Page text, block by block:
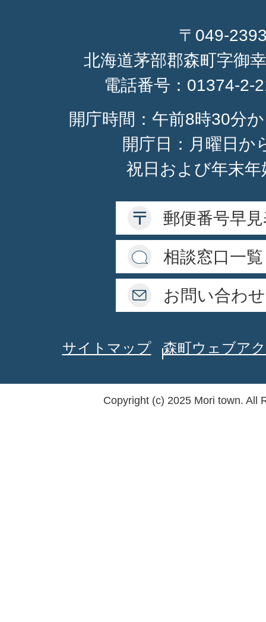
〒049-
北海道茅部郡森町字御
電話番号： 01374-2-
開庁時間：午前8時30分
開庁日：月曜日か
祝日および年末
郵便番号早
相談窓口一覧
お問い合わせ
サイトマップ 森町ウェブア
Copyright (c) 2025 Mori town. All